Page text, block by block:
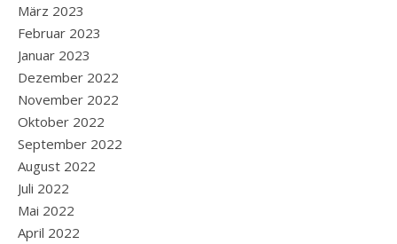
März 2023
Februar 2023
Januar 2023
Dezember 2022
November 2022
Oktober 2022
September 2022
August 2022
Juli 2022
Mai 2022
April 2022